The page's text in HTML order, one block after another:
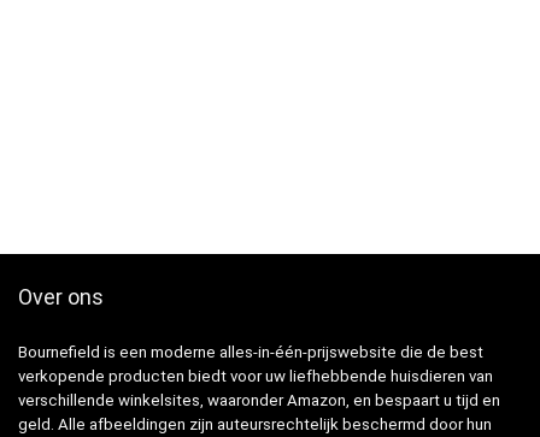
Over ons
Bournefield is een moderne alles-in-één-prijswebsite die de best
verkopende producten biedt voor uw liefhebbende huisdieren van
verschillende winkelsites, waaronder Amazon, en bespaart u tijd en
geld. Alle afbeeldingen zijn auteursrechtelijk beschermd door hun